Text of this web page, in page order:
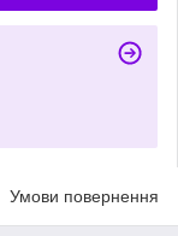
Умови повернення